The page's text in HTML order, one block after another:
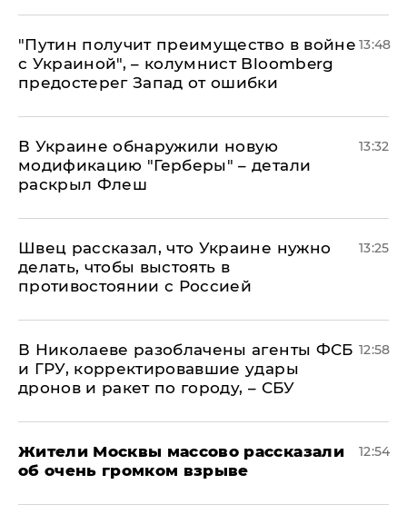
"Путин получит преимущество в войне
с Украиной", – колумнист Bloomberg
предостерег Запад от ошибки
13:48
В Украине обнаружили новую
модификацию "Герберы" – детали
раскрыл Флеш
13:32
Швец рассказал, что Украине нужно
делать, чтобы выстоять в
противостоянии с Россией
13:25
В Николаеве разоблачены агенты ФСБ
и ГРУ, корректировавшие удары
дронов и ракет по городу, – СБУ
12:58
Жители Москвы массово рассказали
об очень громком взрыве
12:54